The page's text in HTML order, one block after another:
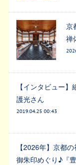
京
禅
【インタビュー
護光さん
2019.04.25 00:43
【2026年】京都
御朱印めぐり♪『